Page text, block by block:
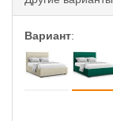
Вариант: